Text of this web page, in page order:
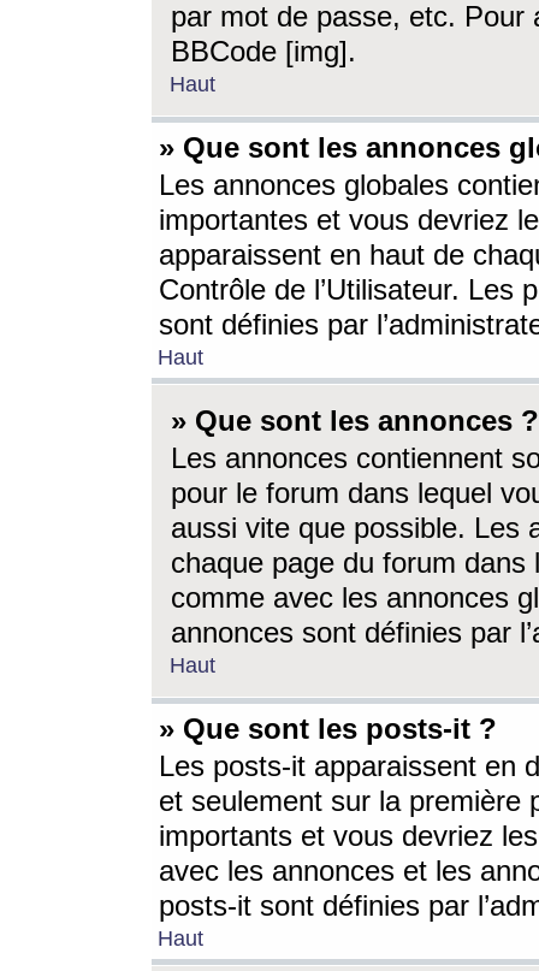
par mot de passe, etc. Pour
BBCode [img].
Haut
» Que sont les annonces
Les annonces globales
importantes et vous devriez
apparaissent en haut de
Contrôle de l’Utilisateur. Les
sont définies par
Haut
» Que sont les annonces ?
Les annonces contiennent
pour le forum dans lequel
aussi vite que possible. Les
chaque page du forum dans
comme avec les annonces
annonces sont définies par
Haut
» Que sont les posts-it ?
Les posts-it apparaissent en
et seulement sur la première
importants et vous devriez
avec les annonces et les
posts-it sont définies par
Haut